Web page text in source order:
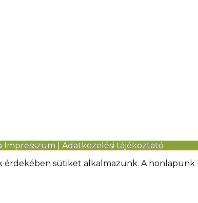
Impresszum
Adatkezelési tájékoztató
sütiket alkalmazunk. A